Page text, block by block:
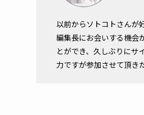
以前からソトコトさんが
編集長にお会いする機会
とができ、久しぶりにサ
力ですが参加させて頂き